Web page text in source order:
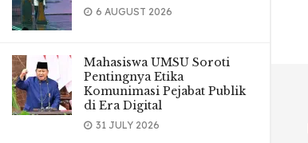
6 AUGUST 2026
Mahasiswa UMSU Soroti
Pentingnya Etika
Komunimasi Pejabat Publik
di Era Digital
31 JULY 2026